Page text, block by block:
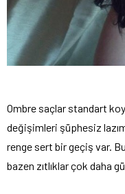
Ombre saçlar standart
değişimleri şüphesiz
renge sert bir geçiş var.
bazen zıtlıklar çok daha